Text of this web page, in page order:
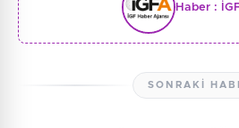
Haber :
SONRAKI